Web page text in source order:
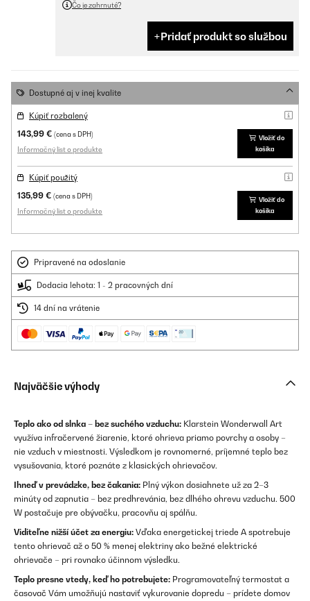
Čo je zahrnuté?
Pridať produkt so službou
Dostupné aj v inej kvalite
Kúpiť rozbalený
143,99 € (cena s DPH)
Informačný list o produkte
Vložiť do
košíka
Kúpiť použitý
135,99 € (cena s DPH)
Informačný list o produkte
Vložiť do
košíka
Pripravené na odoslanie
Dodacia lehota: 1 - 2 pracovných dní
14 dní na vrátenie
Najväčšie výhody
Teplo ako od slnka – bez suchého vzduchu: Klarstein Wonderwall Art
využíva infračervené žiarenie, ktoré ohrieva priamo povrchy a osoby –
nie vzduch v miestnosti. Výsledkom je rovnomerné, príjemné teplo bez
vysušovania, ktoré poznáte z klasických ohrievačov.
Ihneď v prevádzke, bez čakania: Plný výkon dosiahnete už za 2–3
minúty od zapnutia – bez predhrevánia, bez dlhého ohrevu vzduchu. 500
W postačuje pre obývačku, pracovňu aj spálňu.
Viditeľne nižší účet za energiu: Vďaka energetickej triede A spotrebuje
tento ohrievač až o 50 % menej elektriny ako bežné elektrické
ohrievače – pri rovnako účinnom výsledku.
Teplo presne vtedy, keď ho potrebujete: Programovateľný termostat a
časovač Vám umožňujú nastaviť vykurovanie dopredu – prídete domov